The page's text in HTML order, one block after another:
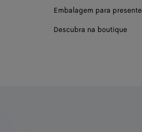
Embalagem para presente
Descubra na boutique